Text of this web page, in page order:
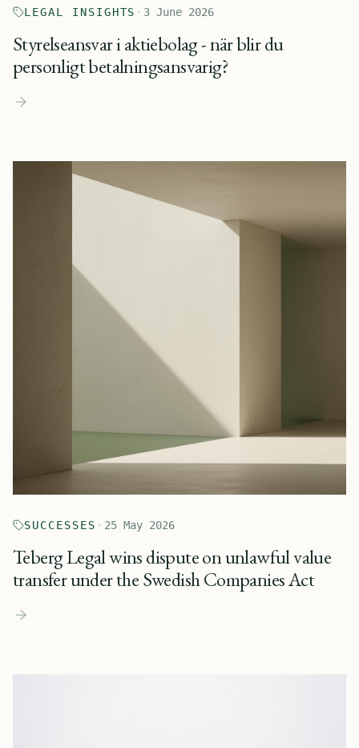
LEGAL INSIGHTS · 3 June 2026
Styrelseansvar i aktiebolag - när blir du
personligt betalningsansvarig?
SUCCESSES · 25 May 2026
Teberg Legal wins dispute on unlawful value
transfer under the Swedish Companies Act